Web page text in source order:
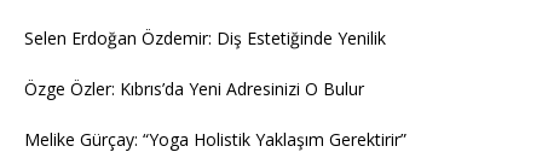
Selen Erdoğan Özdemir: Diş Estetiğinde Yenilik
Özge Özler: Kıbrıs’da Yeni Adresinizi O Bulur
Melike Gürçay: “Yoga Holistik Yaklaşım Gerektirir”